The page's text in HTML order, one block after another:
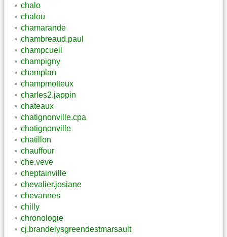
chalo
chalou
chamarande
chambreaud.paul
champcueil
champigny
champlan
champmotteux
charles2.jappin
chateaux
chatignonville.cpa
chatignonville
chatillon
chauffour
che.veve
cheptainville
chevalier.josiane
chevannes
chilly
chronologie
cj.brandelysgreendestmarsault